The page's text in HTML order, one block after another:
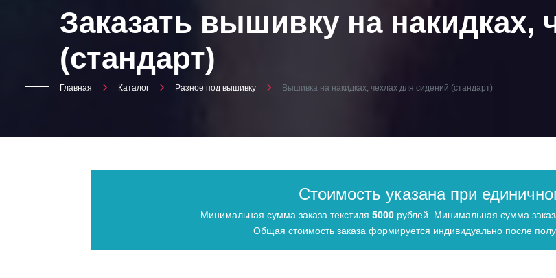
Заказать вышивку на накидках,
(стандарт)
Главная Каталог Разное под вышивку Вышивка на накидках, чехлах для сидений (стандарт)
Стоимость указана при
Минимальная сумма заказа текстиля 5000 рублей. Минимальная сумма
Общая стоимость заказа формируется индивидуально после